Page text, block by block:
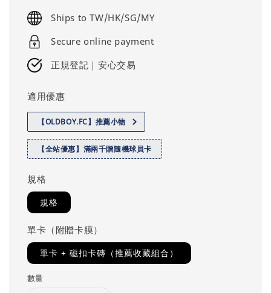
price
Ships to TW/HK/SG/MY
Secure online payment
正規登記｜安心交易
適用優惠
【OLDBOY.FC】推薦小物
【全站優惠】滿兩千贈隨機球員卡
規格
規格
單卡（附贈卡膜）
單卡 + 磁扣卡磚（推薦收藏組合）
數量